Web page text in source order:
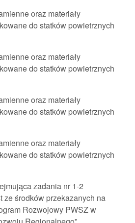
oraz materiały
do statków powietrznych
oraz materiały
do statków powietrznych
oraz materiały
do statków powietrznych
oraz materiały
do statków powietrznych
zadania nr 1-2
ze środków przekazanych na
Rozwojowy PWSZ w